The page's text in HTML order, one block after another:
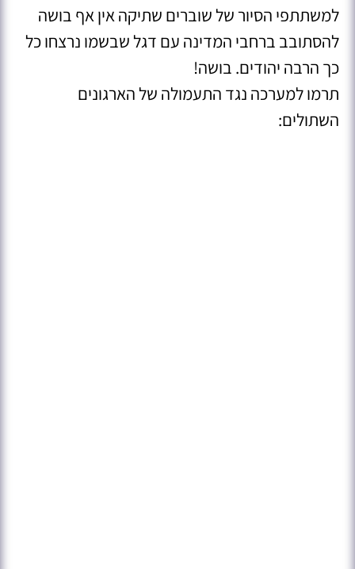
למשתתפי הסיור של שוברים שתיקה אין אף בושה
להסתובב ברחבי המדינה עם דגל שבשמו נרצחו כל
כך הרבה יהודים. בושה!
תרמו למערכה נגד התעמולה של הארגונים
השתולים: